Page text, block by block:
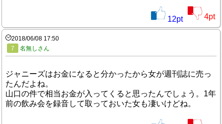
12pt 4pt
2018/06/08 17:50
7
名無しさん
ジャニーズはお金になると分かったから女が週刊誌に売っ
たんだよね。
山口の件で相当お金が入ってくると思ったんでしょう。1年
前の飲み会を録音して取っておいた女も凄いけどね。